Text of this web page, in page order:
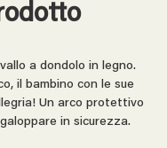
a dondolo in legno.
il bambino con le sue
Un arco protettivo
in sicurezza.